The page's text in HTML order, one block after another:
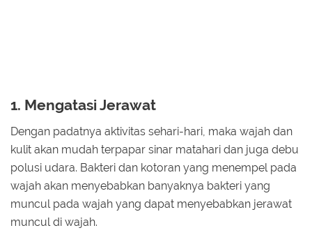
1. Mengatasi Jerawat
Dengan padatnya aktivitas sehari-hari, maka wajah dan
kulit akan mudah terpapar sinar matahari dan juga debu
polusi udara. Bakteri dan kotoran yang menempel pada
wajah akan menyebabkan banyaknya bakteri yang
muncul pada wajah yang dapat menyebabkan jerawat
muncul di wajah.